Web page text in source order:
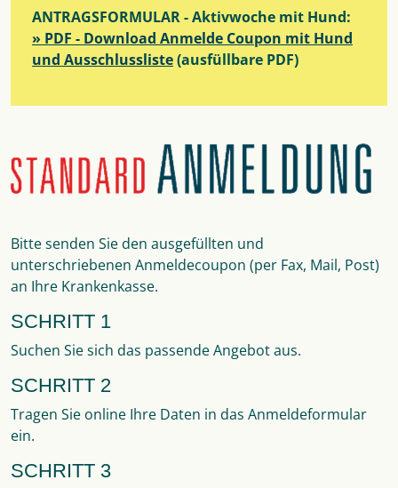
ANTRAGSFORMULAR - Aktivwoche mit Hund:
» PDF - Download Anmelde Coupon mit Hund
und Ausschlussliste(ausfüllbare PDF)
Bitte senden Sie den ausgefüllten und
unterschriebenen Anmeldecoupon (per Fax, Mail, Post)
an Ihre Krankenkasse.
SCHRITT 1
Suchen Sie sich das passende Angebot aus.
SCHRITT 2
Tragen Sie online Ihre Daten in das Anmeldeformular
ein.
SCHRITT 3